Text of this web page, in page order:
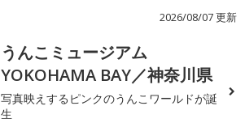
2026/08/07 更新
うんこミュージアム
YOKOHAMA BAY／神奈川県
写真映えするピンクのうんこワールドが誕
生